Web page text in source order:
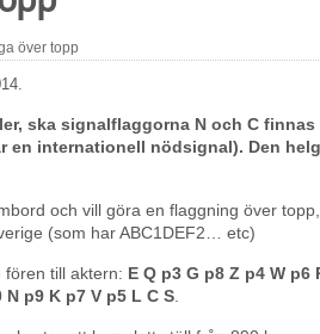
över topp
ska signalflaggorna N och C
en internationell nödsignal). Den
och vill göra en flaggning över
(som har ABC1DEF2… etc)
till aktern: E Q p3 G p8 Z p4 W p6
N p9 K p7 V p5 L C S